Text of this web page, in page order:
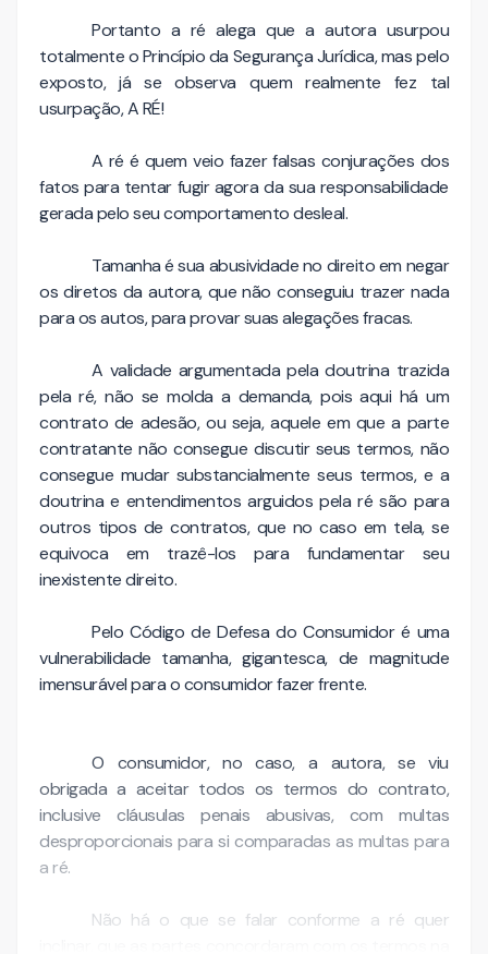
Portanto a ré alega que a autora usurpou
totalmente o Princípio da Segurança Jurídica, mas pelo
exposto, já se observa quem realmente fez tal
usurpação, A RÉ!
A ré é quem veio fazer falsas conjurações dos
fatos para tentar fugir agora da sua responsabilidade
gerada pelo seu comportamento desleal.
Tamanha é sua abusividade no direito em negar
os diretos da autora, que não conseguiu trazer nada
para os autos, para provar suas alegações fracas.
A validade argumentada pela doutrina trazida
pela ré, não se molda a demanda, pois aqui há um
contrato de adesão, ou seja, aquele em que a parte
contratante não consegue discutir seus termos, não
consegue mudar substancialmente seus termos, e a
doutrina e entendimentos arguidos pela ré são para
outros tipos de contratos, que no caso em tela, se
equivoca em trazê-los para fundamentar seu
inexistente direito.
Pelo Código de Defesa do Consumidor é uma
vulnerabilidade tamanha, gigantesca, de magnitude
imensurável para o consumidor fazer frente.
O consumidor, no caso, a autora, se viu
obrigada a aceitar todos os termos do contrato,
inclusive cláusulas penais abusivas, com multas
desproporcionais para si comparadas as multas para
a ré.
Não há o que se falar conforme a ré quer